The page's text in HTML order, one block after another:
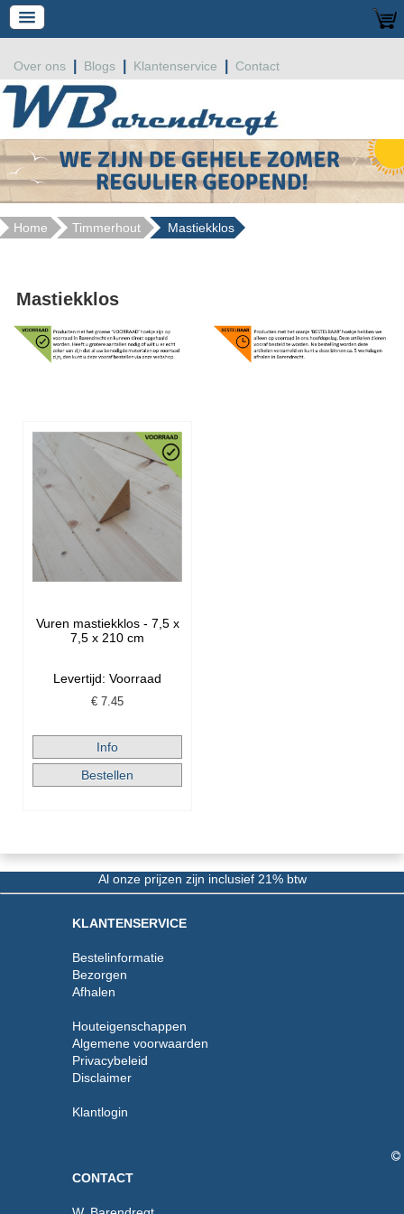
Over ons Blogs Klantenservice Contact
Home Timmerhout Mastiekklos
Mastiekklos
Vuren mastiekklos - 7,5 x
7,5 x 210 cm
Levertijd: Voorraad
€7.45
Al onze prijzen zijn inclusief 21% btw
KLANTENSERVICE
Bestelinformatie
Bezorgen
Afhalen
Houteigenschappen
Algemene voorwaarden
Privacybeleid
Disclaimer
Klantlogin
CONTACT